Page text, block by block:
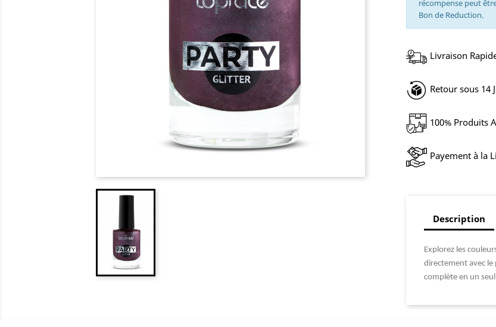
récompense peut
Bon de Reduction.
Livraison
Retour sous 14
100% Produits
Payement à la
Description
Explorez les
directement avec le
complète en un